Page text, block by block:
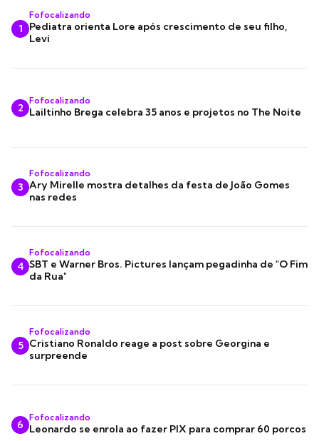
1
Fofocalizando
Pediatra orienta Lore após crescimento de seu filho,
Levi
2
Fofocalizando
Lailtinho Brega celebra 35 anos e projetos no The Noite
3
Fofocalizando
Ary Mirelle mostra detalhes da festa de João Gomes
nas redes
4
Fofocalizando
SBT e Warner Bros. Pictures lançam pegadinha de "O Fim
da Rua"
5
Fofocalizando
Cristiano Ronaldo reage a post sobre Georgina e
surpreende
6
Fofocalizando
Leonardo se enrola ao fazer PIX para comprar 60 porcos